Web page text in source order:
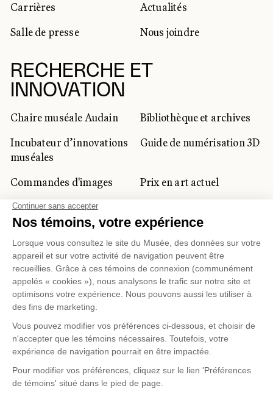
Carrières
Actualités
Salle de presse
Nous joindre
RECHERCHE ET
INNOVATION
Chaire muséale Audain
Bibliothèque et archives
Incubateur d’innovations
muséales
Guide de numérisation 3D
Commandes d'images
Prix en art actuel
Prix Lynne-Cohen
CLIENTÈLE CORPORATIVE
ET PRIVÉE
Location d'espaces
Activités corporatives
professionnels du
tourisme
Gestion des témoinsPolitique de confidentialité